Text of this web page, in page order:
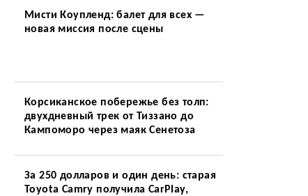
Мисти Коупленд: балет для всех —
новая миссия после сцены
Корсиканское побережье без толп:
двухдневный трек от Тиззано до
Кампоморо через маяк Сенетоза
За 250 долларов и один день: старая
Toyota Camry получила CarPlay,